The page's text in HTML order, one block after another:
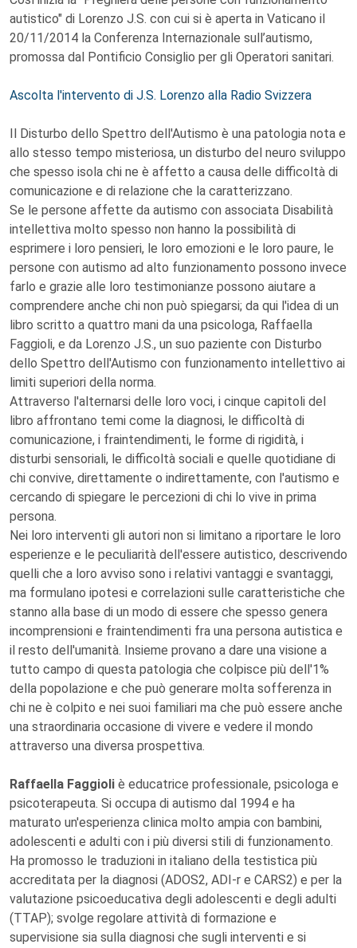
autistico" di Lorenzo J.S. con cui si è aperta in Vaticano il
20/11/2014 la Conferenza Internazionale sull’autismo,
promossa dal Pontificio Consiglio per gli Operatori sanitari.
Ascolta l'intervento di J.S. Lorenzo alla Radio Svizzera
Il Disturbo dello Spettro dell'Autismo è una patologia nota e
allo stesso tempo misteriosa, un disturbo del neuro sviluppo
che spesso isola chi ne è affetto a causa delle difficoltà di
comunicazione e di relazione che la caratterizzano.
Se le persone affette da autismo con associata Disabilità
intellettiva molto spesso non hanno la possibilità di
esprimere i loro pensieri, le loro emozioni e le loro paure, le
persone con autismo ad alto funzionamento possono invece
farlo e grazie alle loro testimonianze possono aiutare a
comprendere anche chi non può spiegarsi; da qui l'idea di un
libro scritto a quattro mani da una psicologa, Raffaella
Faggioli, e da Lorenzo J.S., un suo paziente con Disturbo
dello Spettro dell'Autismo con funzionamento intellettivo ai
limiti superiori della norma.
Attraverso l'alternarsi delle loro voci, i cinque capitoli del
libro affrontano temi come la diagnosi, le difficoltà di
comunicazione, i fraintendimenti, le forme di rigidità, i
disturbi sensoriali, le difficoltà sociali e quelle quotidiane di
chi convive, direttamente o indirettamente, con l'autismo e
cercando di spiegare le percezioni di chi lo vive in prima
persona.
Nei loro interventi gli autori non si limitano a riportare le loro
esperienze e le peculiarità dell'essere autistico, descrivendo
quelli che a loro avviso sono i relativi vantaggi e svantaggi,
ma formulano ipotesi e correlazioni sulle caratteristiche che
stanno alla base di un modo di essere che spesso genera
incomprensioni e fraintendimenti fra una persona autistica e
il resto dell'umanità. Insieme provano a dare una visione a
tutto campo di questa patologia che colpisce più dell'1%
della popolazione e che può generare molta sofferenza in
chi ne è colpito e nei suoi familiari ma che può essere anche
una straordinaria occasione di vivere e vedere il mondo
attraverso una diversa prospettiva.
Raffaella Faggioli è educatrice professionale, psicologa e
psicoterapeuta. Si occupa di autismo dal 1994 e ha
maturato un'esperienza clinica molto ampia con bambini,
adolescenti e adulti con i più diversi stili di funzionamento.
Ha promosso le traduzioni in italiano della testistica più
accreditata per la diagnosi (ADOS2, ADI-r e CARS2) e per la
valutazione psicoeducativa degli adolescenti e degli adulti
(TTAP); svolge regolare attività di formazione e
supervisione sia sulla diagnosi che sugli interventi e si